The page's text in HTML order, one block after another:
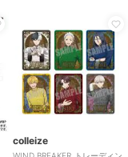
colleize